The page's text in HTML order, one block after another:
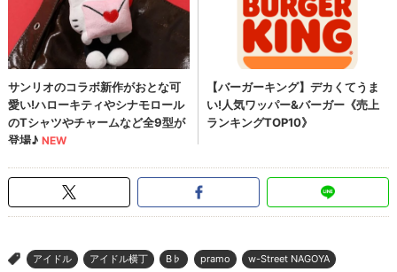
> アイドル アイドル横丁 B♭ pramo w-Street NAGOYA